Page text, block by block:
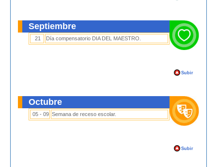
Septiembre
21 Día compensatorio DIA DEL MAESTRO.
Subir
Octubre
05 - 09 Semana de receso escolar.
Subir